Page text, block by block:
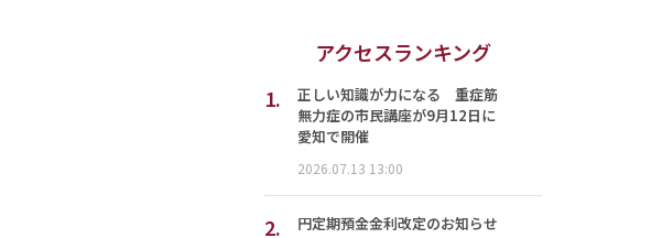
アクセスランキング
1.
正しい知識が力になる 重症筋
無力症の市民講座が9月12日に
愛知で開催
2026.07.13 13:00
2. 円定期預金金利改定のお知らせ